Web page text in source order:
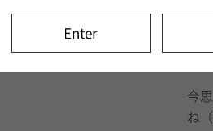
一
し
今
ね（
Enter